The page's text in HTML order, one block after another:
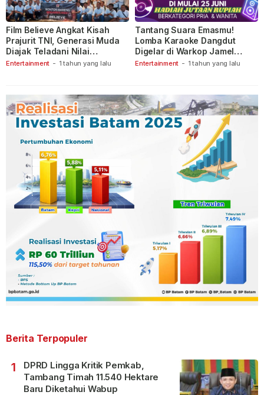
Entertainment - 1 tahun yang lalu
Film Believe Angkat Kisah
Prajurit TNI, Generasi Muda
Diajak Teladani Nilai
Keberanian
Entertainment - 1 tahun yang lalu
Tantang Suara Emasmu!
Lomba Karaoke Dangdut
Digelar di Warkop Jamel
Ganet
Berita Terpopuler
1
DPRD Lingga Kritik Pemkab,
Tambang Timah 11.540 Hektare
Baru Diketahui Wabup